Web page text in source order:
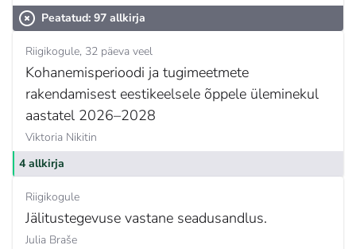
Peatatud: 97 allkirja
Riigikogule 32 päeva veel
Kohanemisperioodi ja tugimeetmete
rakendamisest eestikeelsele õppele üleminekul
aastatel 2026–2028
Viktoria Nikitin
4 allkirja
Riigikogule
Jälitustegevuse vastane seadusandlus.
Julia Braše